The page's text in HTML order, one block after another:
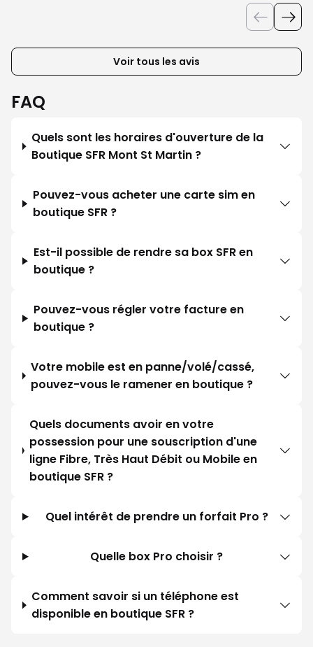
Voir tous les avis
FAQ
Quels sont les horaires d'ouverture de la
Boutique SFR Mont St Martin ?
Pouvez-vous acheter une carte sim en
boutique SFR ?
Est-il possible de rendre sa box SFR en
boutique ?
Pouvez-vous régler votre facture en
boutique ?
Votre mobile est en panne/volé/cassé,
pouvez-vous le ramener en boutique ?
Quels documents avoir en votre
possession pour une souscription d'une
ligne Fibre, Très Haut Débit ou Mobile en
boutique SFR ?
Quel intérêt de prendre un forfait Pro ?
Quelle box Pro choisir ?
Comment savoir si un téléphone est
disponible en boutique SFR ?